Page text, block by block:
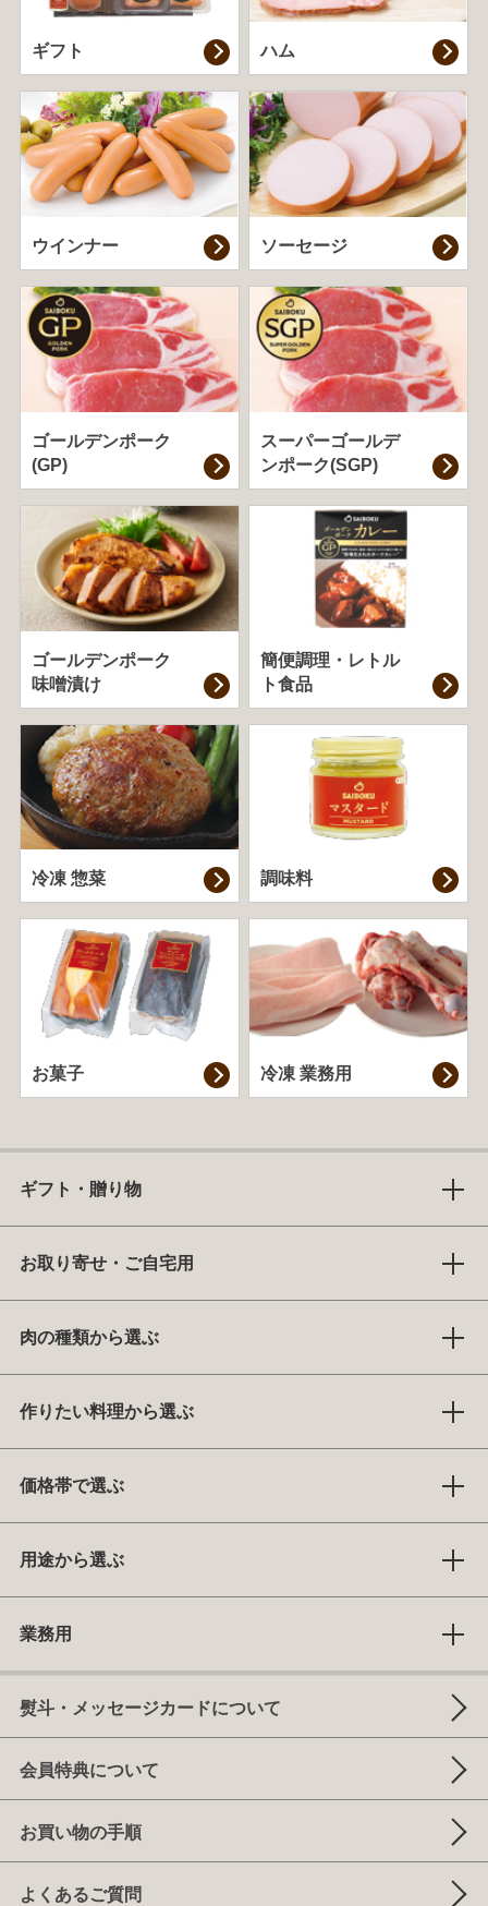
ギフト ハム
ウインナー ソーセージ
ゴールデンポーク
(GP)
スーパーゴールデ
ンポーク(SGP)
ゴールデンポーク
味噌漬け
簡便調理・ レトル
ト食品
冷凍 惣菜 調味料
お菓子 冷凍 業務用
ギフト・贈り物
お取り寄せ・ご自宅用
肉の種類から選ぶ
作りたい料理から選ぶ
価格帯で選ぶ
用途から選ぶ
業務用
熨斗・メッセージカードについて
会員特典について
お買い物の手順
よくあるご質問